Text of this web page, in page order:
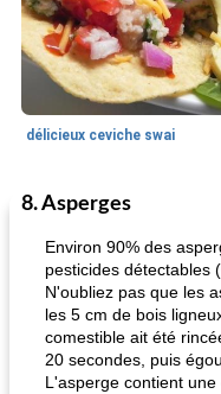
délicieux ceviche swai
Déjeuner / Snacks
8. Asperges
Environ 90% des
pesticides détectables
N'oubliez pas que les
les 5 cm de bois
comestible ait été
20 secondes, puis
L'asperge contient